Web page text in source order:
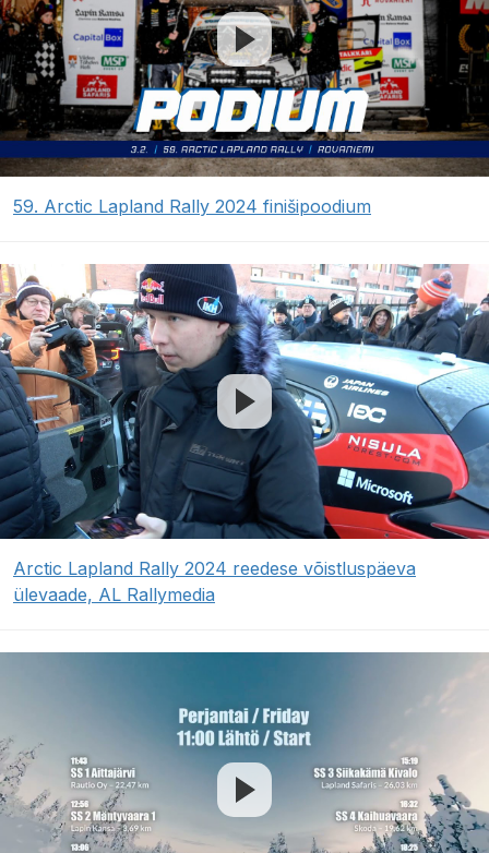
59. Arctic Lapland Rally 2024 finišipoodium
Arctic Lapland Rally 2024 reedese võistluspäeva
ülevaade, AL Rallymedia